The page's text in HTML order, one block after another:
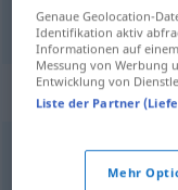
viering Feierdas
Anlass (schweiz.),
Genaue Geolocation-
Identifikation aktiv
Informationen auf
Messung von Werbung
Entwicklung von
Liste der Partner
Mehr